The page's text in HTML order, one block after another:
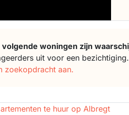
volgende woningen zijn
uit voor een
zoekopdracht aan.